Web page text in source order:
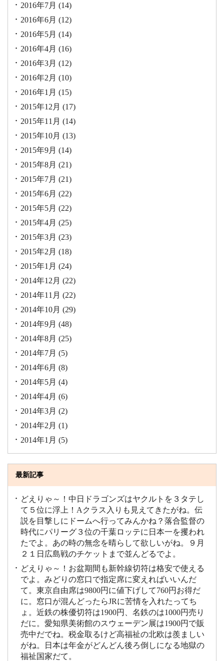
2016年7月 (14)
2016年6月 (12)
2016年5月 (14)
2016年4月 (16)
2016年3月 (12)
2016年2月 (10)
2016年1月 (15)
2015年12月 (17)
2015年11月 (14)
2015年10月 (13)
2015年9月 (14)
2015年8月 (21)
2015年7月 (21)
2015年6月 (22)
2015年5月 (22)
2015年4月 (25)
2015年3月 (23)
2015年2月 (18)
2015年1月 (24)
2014年12月 (22)
2014年11月 (22)
2014年10月 (29)
2014年9月 (48)
2014年8月 (25)
2014年7月 (5)
2014年6月 (8)
2014年5月 (4)
2014年4月 (6)
2014年3月 (2)
2014年2月 (1)
2014年1月 (5)
最新記事
どえりゃ～！中日ドラゴンズはヤクルトを３タテし
て５位に浮上！Aクラス入りも見えてきたがね。伝
説を目撃しにドームへ行ってみんかね？落合監督の
時代にパリーグ３位の千葉ロッテに日本一を攫われ
たでよ。あの時の無念を晴らして欲しいがね。９月
２１日広島戦のチケットまで並んどるでよ。
どえりゃ～！お盆期間も新幹線切符は格安で使える
でよ。みどりの窓口で指定席に変えればいいんだ
て。東京自由席は9800円に値下げして760円お得だ
に。窓口が混んどったらJRに苦情を入れたってち
ょ。近鉄の株優切符は1900円、名鉄のは1000円売り
だに。愛知県美術館のスウェーデン展は1900円で販
売中だでね。税金取るけど高福祉の北欧は羨ましい
がね。日本は年金がどんどん後ろ倒しになる地獄の
福祉国家だて。